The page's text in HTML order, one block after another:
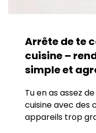
Arrête de te
cuisine –
simple et
Tu en as assez
cuisine avec des
appareils trop